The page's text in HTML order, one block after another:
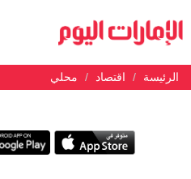
الرئيسة اقتصاد محلي